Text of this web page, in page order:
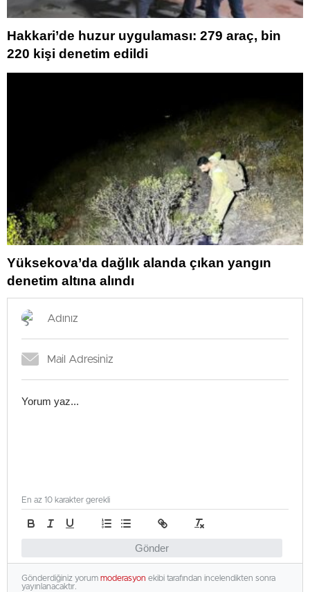
Hakkari’de huzur uygulaması: 279 araç, bin
220 kişi denetim edildi
Yüksekova’da dağlık alanda çıkan yangın
denetim altına alındı
Gönder
En az 10 karakter gerekli
Gönderdiğiniz yorum moderasyon ekibi tarafından incelendikten sonra
yayınlanacaktır.